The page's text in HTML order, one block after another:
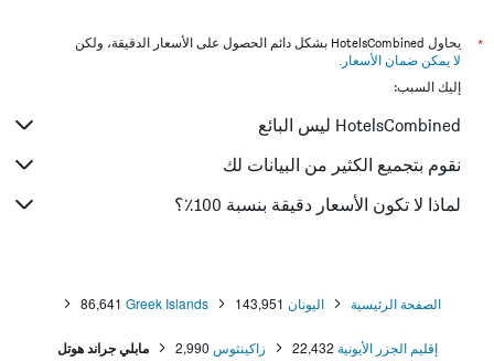
*
يحاول HotelsCombined بشكل دائم الحصول على الأسعار الدقيقة، ولكن
لا يمكن ضمان الأسعار .
إليك السبب:
HotelsCombined ليس البائع
نقوم بتجميع الكثير من البيانات لك
لماذا لا تكون الأسعار دقيقة بنسبة 100٪؟
الصفحة الرئيسية اليونان 143,951
Greek Islands
86,641
إقليم الجزر الأيونية 22,432 زاكينثوس 2,990 مابلي جراند هوتل